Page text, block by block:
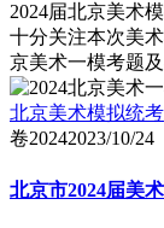
2024届北京美术
十分关注本次美
京美术一模考题
北京美术模拟统考
卷20242023/10/24
北京市2024届美